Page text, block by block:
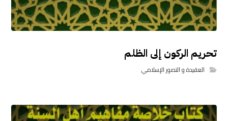
تحريم الركون إلى الظلم
العقيدة و التصور الإسلامي